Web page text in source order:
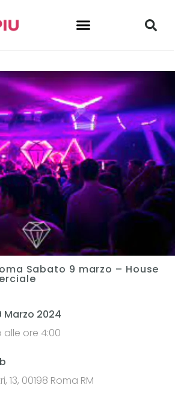
Sabato 9 marzo – House
2024
alle ore 4:00
13, 00198 Roma RM